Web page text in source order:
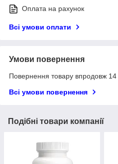
Оплата на рахунок
Всі умови оплати
Умови повернення
Повернення товару впродовж 14
Всі умови повернення
Подібні товари компанії